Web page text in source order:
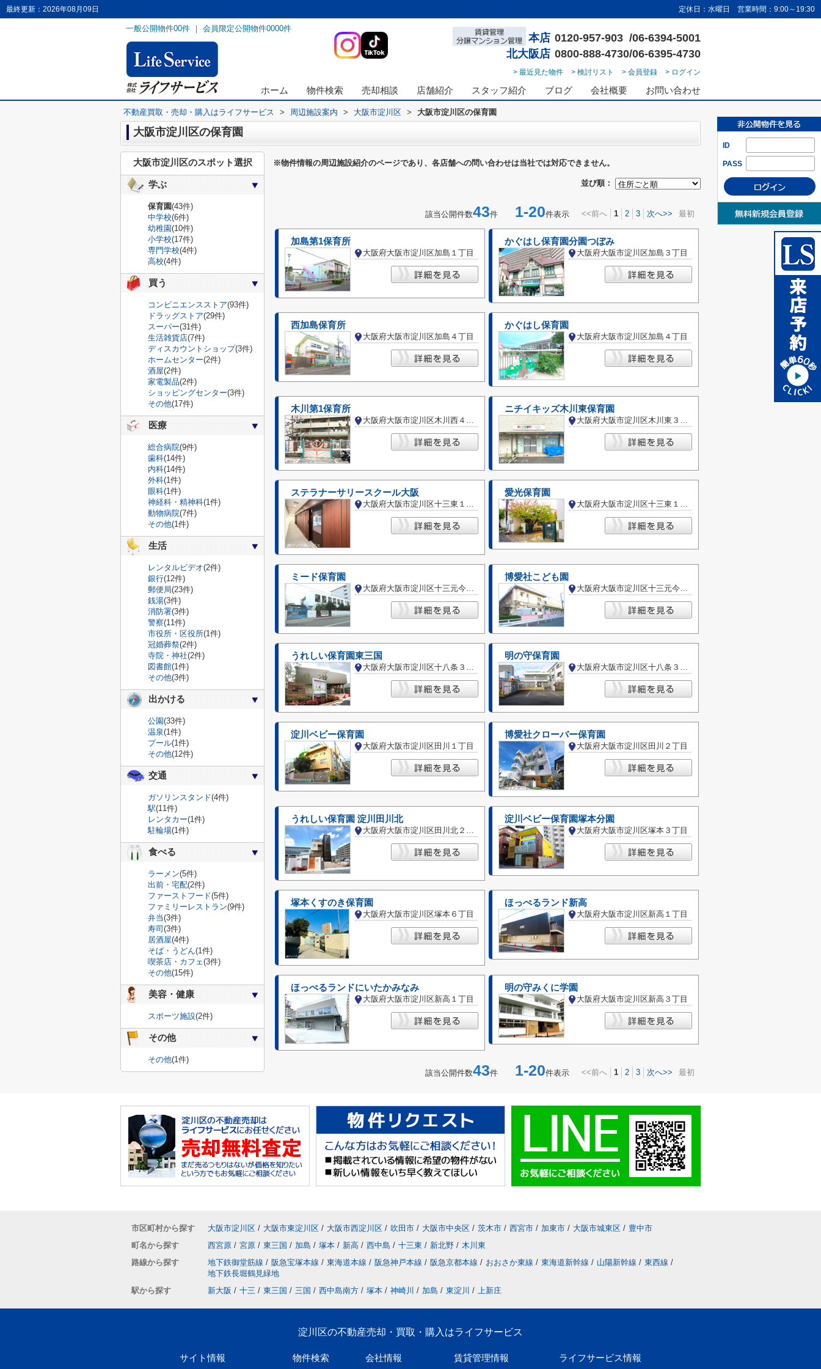
最終更新：2026年08月09日 定休日：水曜日 営業時間：9:00～19:30
一般公開物件00件 ｜ 会員限定公開物件0000件
本店 0120-957-903 /06-6394-5001
北大阪店 0800-888-4730/06-6395-4730
> 最近見た物件 > 検討リスト > 会員登録 > ログイン
ホーム 物件検索 売却相談 店舗紹介 スタッフ紹介 ブログ 会社概要 お問い合わせ
ID
PASS
不動産買取・売却・購入はライフサービス > 周辺施設案内 > 大阪市淀川区 > 大阪市淀川区の保育園
大阪市淀川区の保育園
※物件情報の周辺施設紹介のページであり、各店舗への問い合わせは当社では対応できません。
並び順：
該当公開件数43件 1-20件表示 <<前へ 1 2 3 次へ>> 最初
加島第1保育所
大阪府大阪市淀川区加島１丁目
かぐはし保育園分園つぼみ
大阪府大阪市淀川区加島３丁目
西加島保育所
大阪府大阪市淀川区加島４丁目
かぐはし保育園
大阪府大阪市淀川区加島４丁目
木川第1保育所
大阪府大阪市淀川区木川西４丁目
ニチイキッズ木川東保育園
大阪府大阪市淀川区木川東３丁目
ステラナーサリースクール大阪
大阪府大阪市淀川区十三東１丁目
愛光保育園
大阪府大阪市淀川区十三東１丁目
ミード保育園
大阪府大阪市淀川区十三元今里１丁目
博愛社こども園
大阪府大阪市淀川区十三元今里３丁目
うれしい保育園東三国
大阪府大阪市淀川区十八条３丁目
明の守保育園
大阪府大阪市淀川区十八条３丁目
淀川ベビー保育園
大阪府大阪市淀川区田川１丁目
博愛社クローバー保育園
大阪府大阪市淀川区田川２丁目
うれしい保育園 淀川田川北
大阪府大阪市淀川区田川北２丁目
淀川ベビー保育園塚本分園
大阪府大阪市淀川区塚本３丁目
塚本くすのき保育園
大阪府大阪市淀川区塚本６丁目
ほっぺるランド新高
大阪府大阪市淀川区新高１丁目
ほっぺるランドにいたかみなみ
大阪府大阪市淀川区新高１丁目
明の守みくに学園
大阪府大阪市淀川区新高３丁目
該当公開件数43件 1-20件表示 <<前へ 1 2 3 次へ>> 最初
大阪市淀川区のスポット選択
学ぶ
保育園(43件)
中学校(6件)
幼稚園(10件)
小学校(17件)
専門学校(4件)
高校(4件)
買う
コンビニエンスストア(93件)
ドラッグストア(29件)
スーパー(31件)
生活雑貨店(7件)
ディスカウントショップ(3件)
ホームセンター(2件)
酒屋(2件)
家電製品(2件)
ショッピングセンター(3件)
その他(17件)
医療
総合病院(9件)
歯科(14件)
内科(14件)
外科(1件)
眼科(1件)
神経科・精神科(1件)
動物病院(7件)
その他(1件)
生活
レンタルビデオ(2件)
銀行(12件)
郵便局(23件)
銭湯(3件)
消防署(3件)
警察(11件)
市役所・区役所(1件)
冠婚葬祭(2件)
寺院・神社(2件)
図書館(1件)
その他(3件)
出かける
公園(33件)
温泉(1件)
プール(1件)
その他(12件)
交通
ガソリンスタンド(4件)
駅(11件)
レンタカー(1件)
駐輪場(1件)
食べる
ラーメン(5件)
出前・宅配(2件)
ファーストフード(5件)
ファミリーレストラン(9件)
弁当(3件)
寿司 (3件)
居酒屋(4件)
そば・うどん(1件)
喫茶店・カフェ(3件)
その他(15件)
美容・健康
スポーツ施設(2件)
その他
その他(1件)
市区町村から探す 大阪市淀川区 / 大阪市東淀川区 / 大阪市西淀川区 / 吹田市 / 大阪市中央区 / 茨木市 / 西宮市 / 加東市 / 大阪市城東区 / 豊中市
町名から探す
西宮原 / 宮原 / 東三国 / 加島 / 塚本 / 新高 / 西中島 / 十三東 / 新北野 / 木川東
路線から探す
地下鉄御堂筋線 / 阪急宝塚本線 / 東海道本線 / 阪急神戸本線 / 阪急京都本線 / おおさか東線 / 東海道新幹線 / 山陽新幹線 / 東西線 /
地下鉄長堀鶴見緑地
駅から探す
新大阪 / 十三 / 東三国 / 三国 / 西中島南方 / 塚本 / 神崎川 / 加島 / 東淀川 / 上新庄
淀川区の不動産売却・買取・購入はライフサービス
サイト情報 物件検索 会社情報 賃貸管理情報 ライフサービス情報